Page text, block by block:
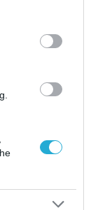
party tags to
below Google
να
θα έχει
θα
τιμές
δεν